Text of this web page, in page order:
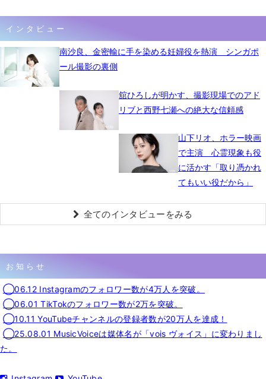
インタビュー
南沙良、金密輸に手を染める妊婦役を熱演 シンガポ
ール撮影の裏側
舘ひろしが明かす、撮影現場でのアド
リブと西野七瀬への絶大な信頼感
山下リオ、ホラー映画
で主演 心霊現象も役
に活かす「取り憑かれ
てもいい役だから」
全てのインタビューをみる
お知らせ
◯06.12 Instagramのフォロワー数が4万人を突破。
◯06.01 TikTokのフォロワー数が2万を突破。
◯10.11 YouTubeチャンネルの登録者数が20万人を達成！
◯25.08.01 MusicVoiceは媒体名が「vois ヴォイス」に変わりまし
た。